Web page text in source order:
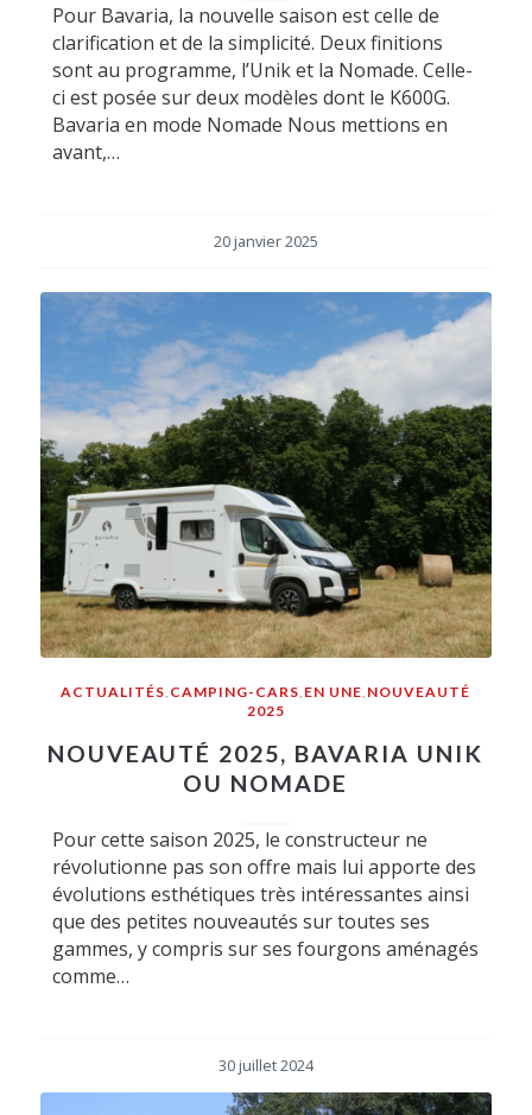
Pour Bavaria, la nouvelle saison est celle de
clarification et de la simplicité. Deux finitions
sont au programme, l’Unik et la Nomade. Celle-
ci est posée sur deux modèles dont le K600G.
Bavaria en mode Nomade Nous mettions en
avant,…
20 janvier 2025
ACTUALITÉS CAMPING-CARS EN UNE NOUVEAUTÉ
2025
NOUVEAUTÉ 2025, BAVARIA UNIK
OU NOMADE
Pour cette saison 2025, le constructeur ne
révolutionne pas son offre mais lui apporte des
évolutions esthétiques très intéressantes ainsi
que des petites nouveautés sur toutes ses
gammes, y compris sur ses fourgons aménagés
comme…
30 juillet 2024